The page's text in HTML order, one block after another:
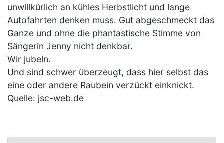
unwillkürlich an kühles Herbstlicht und lange
Autofahrten denken muss. Gut abgeschmeckt das
Ganze und ohne die phantastische Stimme von
Sängerin Jenny nicht denkbar.
Wir jubeln.
Und sind schwer überzeugt, dass hier selbst das
eine oder andere Raubein verzückt einknickt.
Quelle: jsc-web.de